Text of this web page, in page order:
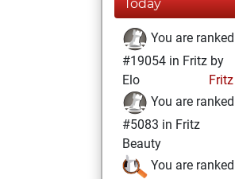
Today
You are ranked
#19054 in Fritz by
Elo
Fritz
You are ranked
#5083 in Fritz
Beauty
You are ranked